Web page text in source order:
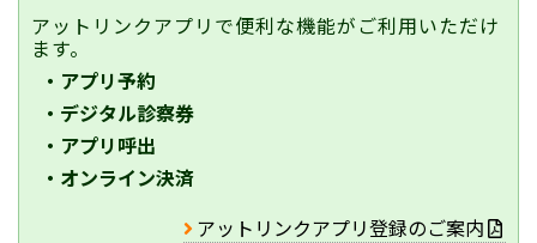
アットリンクアプリで便利な機能がご利用いただけ
ます。
・アプリ予約
・デジタル診察券
・アプリ呼出
・オンライン決済
アットリンクアプリ登録のご案内